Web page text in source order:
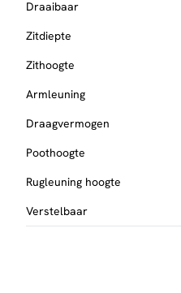
Draaibaar
Zitdiepte
Zithoogte
Armleuning
Draagvermogen
Poothoogte
Rugleuning hoogte
Verstelbaar